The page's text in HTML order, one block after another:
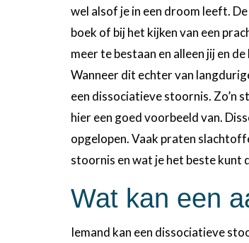
wel alsof je in een droom leeft.
boek of bij het kijken van een
meer te bestaan en alleen jij en
Wanneer dit echter van
een dissociatieve stoornis. Zo’n
hier een goed voorbeeld van.
opgelopen. Vaak praten
stoornis en wat je het beste kunt
Wat kan een
Iemand kan een dissociatieve